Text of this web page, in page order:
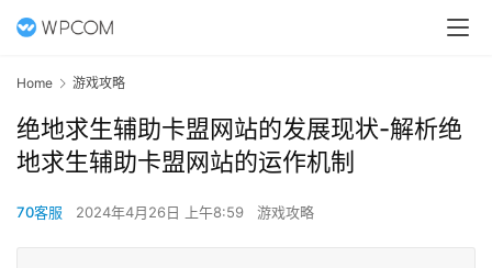
Home 游戏攻略
绝地求生辅助卡盟网站的发展现状-解析绝
地求生辅助卡盟网站的运作机制
70客服 2024年4月26日 上午8:59 游戏攻略